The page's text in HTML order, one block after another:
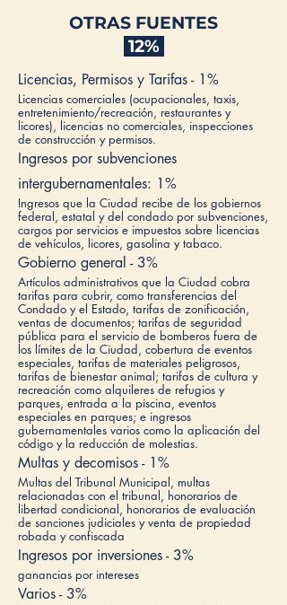
OTRAS FUENTES
12%
Licencias, Permisos y Tarifas - 1%
Licencias comerciales (ocupacionales, taxis,
entretenimiento/recreación, restaurantes y
licores), licencias no comerciales, inspecciones
de construcción y permisos.
Ingresos por subvenciones
intergubernamentales: 1%
Ingresos que la Ciudad recibe de los gobiernos
federal, estatal y del condado por subvenciones,
cargos por servicios e impuestos sobre licencias
de vehículos, licores, gasolina y tabaco.
Gobierno general - 3%
Artículos administrativos que la Ciudad cobra
tarifas para cubrir, como transferencias del
Condado y el Estado, tarifas de zonificación,
ventas de documentos; tarifas de seguridad
pública para el servicio de bomberos fuera de
los límites de la Ciudad, cobertura de eventos
especiales, tarifas de materiales peligrosos,
tarifas de bienestar animal; tarifas de cultura y
recreación como alquileres de refugios y
parques, entrada a la piscina, eventos
especiales en parques; e ingresos
gubernamentales varios como la aplicación del
código y la reducción de molestias.
Multas y decomisos - 1%
Multas del Tribunal Municipal, multas
relacionadas con el tribunal, honorarios de
libertad condicional, honorarios de evaluación
de sanciones judiciales y venta de propiedad
robada y confiscada
Ingresos por inversiones - 3%
ganancias por intereses
Varios - 3%